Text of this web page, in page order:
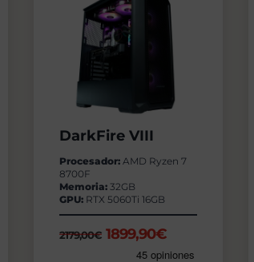
DarkFire VIII
Procesador: AMD Ryzen 7
8700F
Memoria:32GB
GPU: RTX 5060Ti 16GB
2179,00€ El
precio
1899,90€El
precio